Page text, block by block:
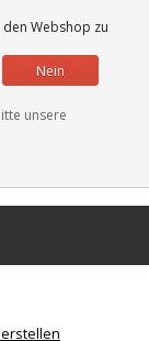
0 Artikel
Webshop zu
Nein
unsere